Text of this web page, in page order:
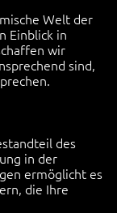
Welt der
Einblick in
wir
sind,
des
in der
ermöglicht es
die Ihre